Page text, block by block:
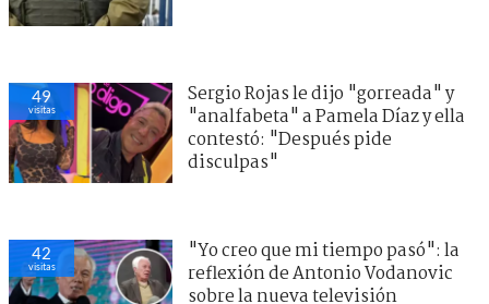
49
visitas
Sergio Rojas le dijo "gorreada" y
"analfabeta" a Pamela Díaz y ella
contestó: "Después pide
disculpas"
42
visitas
"Yo creo que mi tiempo pasó": la
reflexión de Antonio Vodanovic
sobre la nueva televisión